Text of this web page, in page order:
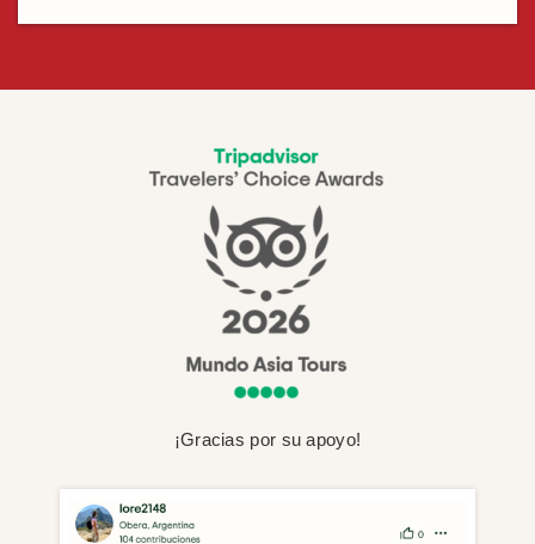
¡Gracias por su apoyo!